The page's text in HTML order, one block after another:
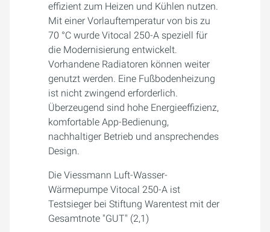
effizient zum Heizen und Kühlen nutzen.
Mit einer Vorlauftemperatur von bis zu
70 °C wurde Vitocal 250-A speziell für
die Modernisierung entwickelt.
Vorhandene Radiatoren können weiter
genutzt werden. Eine Fußbodenheizung
ist nicht zwingend erforderlich.
Überzeugend sind hohe Energieeffizienz,
komfortable App-Bedienung,
nachhaltiger Betrieb und ansprechendes
Design.
Die Viessmann Luft-Wasser-
Wärmepumpe Vitocal 250-A ist
Testsieger bei Stiftung Warentest mit der
Gesamtnote "GUT" (2,1)